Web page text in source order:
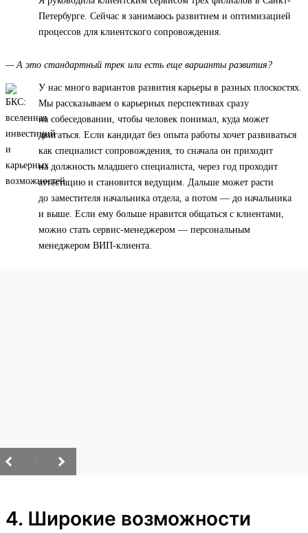
Петербурге. Сейчас я занимаюсь развитием и оптимизацией
процессов для клиентского сопровождения.
— А это стандартный трек или есть еще варианты развития?
У нас много вариантов развития карьеры в разных плоскостях.
Мы рассказываем о карьерных перспективах сразу
на собеседовании, чтобы человек понимал, куда может
двигаться. Если кандидат без опыта работы хочет развиваться
как специалист сопровождения, то сначала он приходит
на должность младшего специалиста, через год проходит
аттестацию и становится ведущим. Дальше может расти
до заместителя начальника отдела, а потом — до начальника
и выше. Если ему больше нравится общаться с клиентами,
можно стать сервис-менеджером — персональным
менеджером ВИП-клиента.
4. Широкие возможности